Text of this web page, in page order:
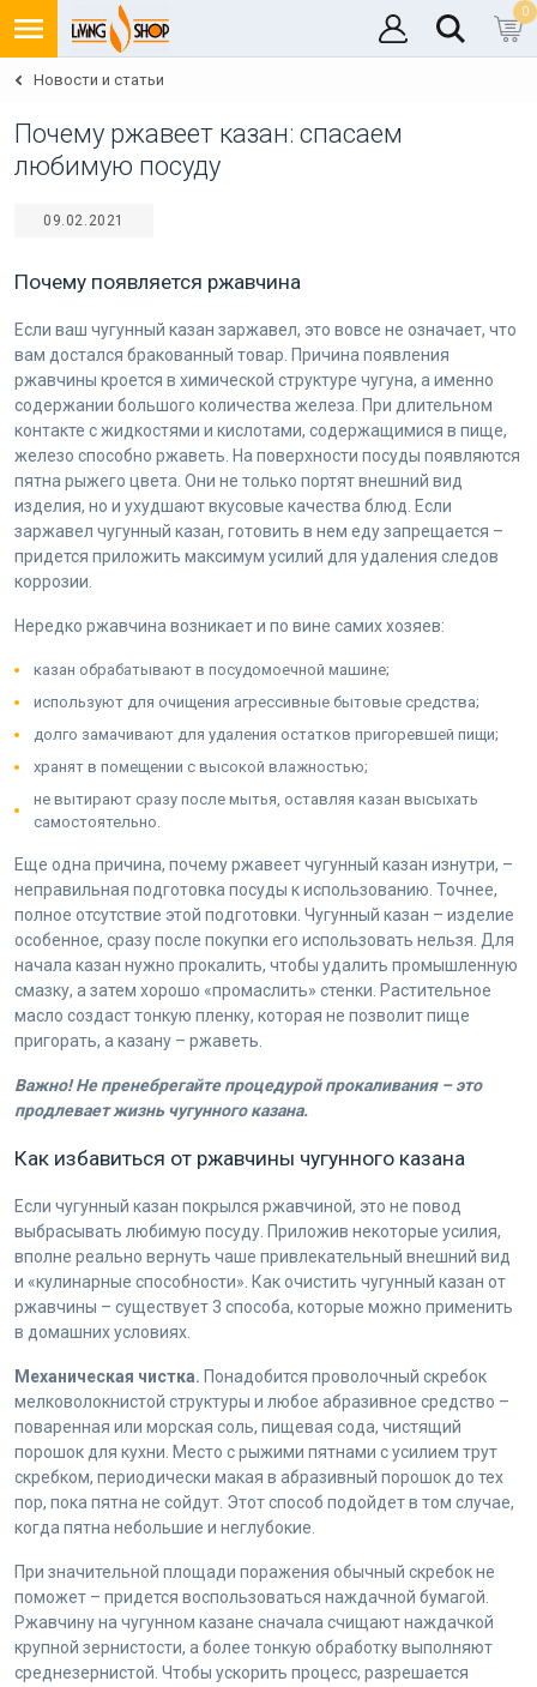
0
Новости и статьи
Почему ржавеет казан: спасаем
любимую посуду
09.02.2021
Почему появляется ржавчина
Если ваш чугунный казан заржавел, это вовсе не означает, что
вам достался бракованный товар. Причина появления
ржавчины кроется в химической структуре чугуна, а именно
содержании большого количества железа. При длительном
контакте с жидкостями и кислотами, содержащимися в пище,
железо способно ржаветь. На поверхности посуды появляются
пятна рыжего цвета. Они не только портят внешний вид
изделия, но и ухудшают вкусовые качества блюд. Если
заржавел чугунный казан, готовить в нем еду запрещается –
придется приложить максимум усилий для удаления следов
коррозии.
Нередко ржавчина возникает и по вине самих хозяев:
казан обрабатывают в посудомоечной машине;
используют для очищения агрессивные бытовые средства;
долго замачивают для удаления остатков пригоревшей пищи;
хранят в помещении с высокой влажностью;
не вытирают сразу после мытья, оставляя казан высыхать
самостоятельно.
Еще одна причина, почему ржавеет чугунный казан изнутри, –
неправильная подготовка посуды к использованию. Точнее,
полное отсутствие этой подготовки. Чугунный казан – изделие
особенное, сразу после покупки его использовать нельзя. Для
начала казан нужно прокалить, чтобы удалить промышленную
смазку, а затем хорошо «промаслить» стенки. Растительное
масло создаст тонкую пленку, которая не позволит пище
пригорать, а казану – ржаветь.
Важно! Не пренебрегайте процедурой прокаливания – это
продлевает жизнь чугунного казана.
Как избавиться от ржавчины чугунного казана
Если чугунный казан покрылся ржавчиной, это не повод
выбрасывать любимую посуду. Приложив некоторые усилия,
вполне реально вернуть чаше привлекательный внешний вид
и «кулинарные способности». Как очистить чугунный казан от
ржавчины – существует 3 способа, которые можно применить
в домашних условиях.
Механическая чистка. Понадобится проволочный скребок
мелковолокнистой структуры и любое абразивное средство –
поваренная или морская соль, пищевая сода, чистящий
порошок для кухни. Место с рыжими пятнами с усилием трут
скребком, периодически макая в абразивный порошок до тех
пор, пока пятна не сойдут. Этот способ подойдет в том случае,
когда пятна небольшие и неглубокие.
При значительной площади поражения обычный скребок не
поможет – придется воспользоваться наждачной бумагой.
Ржавчину на чугунном казане сначала счищают наждачкой
крупной зернистости, а более тонкую обработку выполняют
среднезернистой. Чтобы ускорить процесс, разрешается